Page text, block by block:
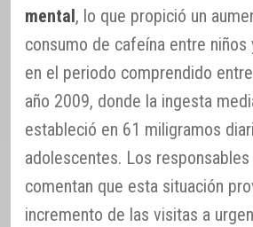
mental, lo que propició un
consumo de cafeína entre niños
en el periodo comprendido
año 2009, donde la ingesta
estableció en 61 miligramos
adolescentes. Los
comentan que esta situación
incremento de las visitas a